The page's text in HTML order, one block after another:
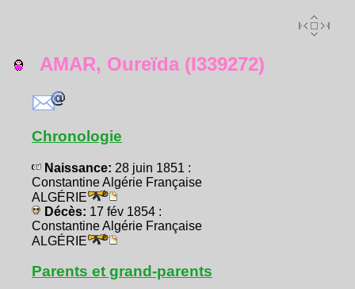
AMAR, Oureïda (I339272)
Chronologie
Naissance: 28 juin 1851 :
Constantine Algérie Française
ALGÉRIE
Décès: 17 fév 1854 :
Constantine Algérie Française
ALGÉRIE
Parents et grand-parents